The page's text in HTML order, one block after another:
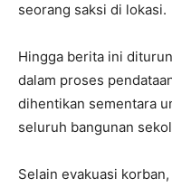
seorang saksi di lokasi.
Hingga berita ini
dalam proses
dihentikan sementara
seluruh bangunan
Selain evakuasi